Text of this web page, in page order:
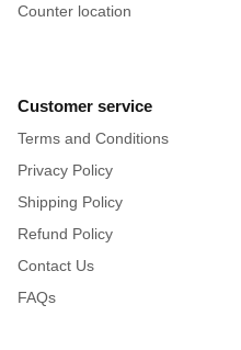
Counter location
Customer service
Terms and Conditions
Privacy Policy
Shipping Policy
Refund Policy
Contact Us
FAQs